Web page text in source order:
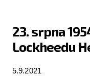
23. srpna
Lockheedu
5.9.2021